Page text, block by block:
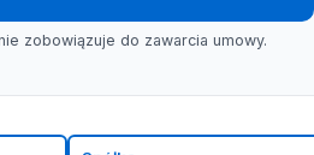
zobowiązuje do zawarcia umowy.